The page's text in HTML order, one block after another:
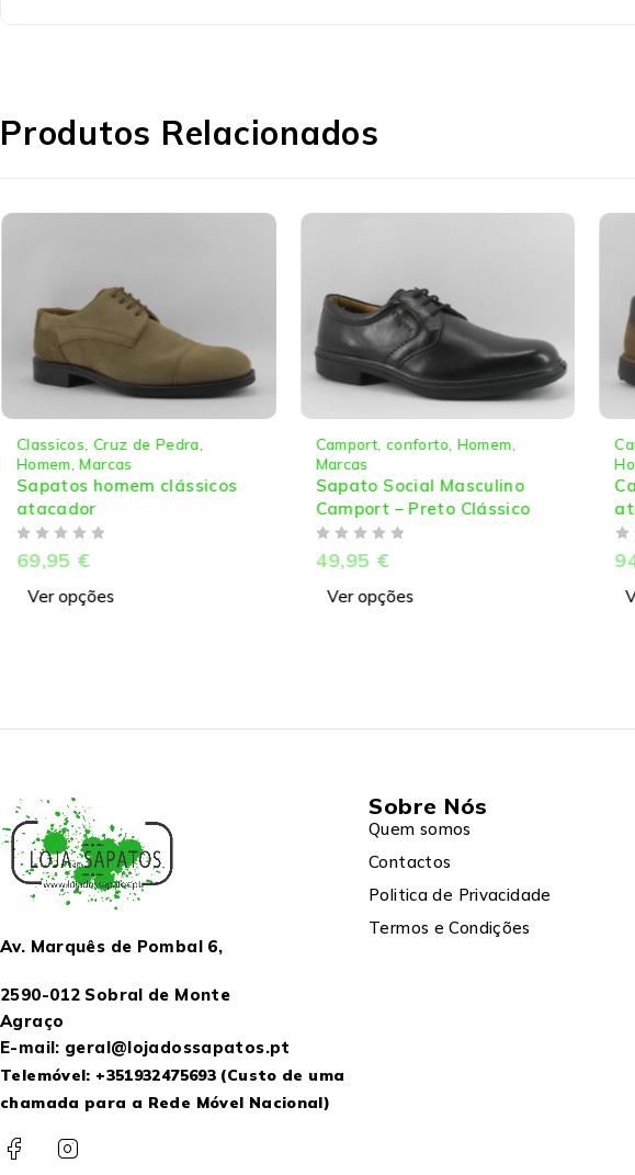
Produtos Relacionados
Camport,conforto
,
Marcas
Sapato Social Masculino
Camport – Preto Clássico
Camport,Casual
Camport Sapatos homem
atacador ensebados
Av. Marquês de Pombal 6,
2590-012 Sobral de Monte
Agraço
E-mail: geral@lojadossapatos.pt
Telemóvel: +351932475693 (Custo de uma
chamada para a Rede Móvel Nacional)
Sobre Nós
Quem somos
Contactos
Politica de Privacidade
Termos e Condições